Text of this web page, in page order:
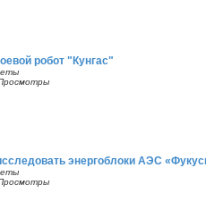
робот "Кунгас"
энергоблоки АЭС